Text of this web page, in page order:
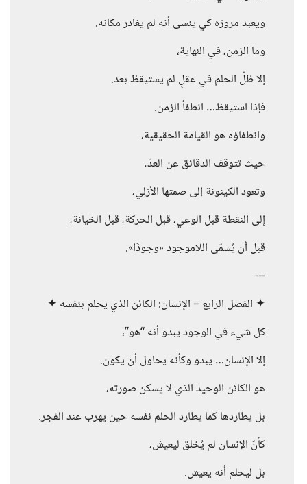
ويعبد مرورَه كي ينسى أنه لم يغادر مكانه.
وما الزمن، في النهاية،
إلا ظلّ الحلم في عقلٍ لم يستيقظ بعد.
فإذا استيقظ… انطفأ الزمن.
وانطفاؤه هو القيامة الحقيقية،
حيث تتوقف الدقائق عن العدّ،
وتعود الكينونة إلى صمتها الأزلي،
إلى النقطة قبل الوعي، قبل الحركة، قبل الخيانة،
قبل أن يُسمّى اللاموجود «وجودًا».
---
✦ الفصل الرابع – الإنسان: الكائن الذي يحلم بنفسه ✦
كل شيء في الوجود يبدو أنه “هو”،
إلا الإنسان… يبدو وكأنه يحاول أن يكون.
هو الكائن الوحيد الذي لا يسكن صورته،
بل يطاردها كما يطارد الحلم نفسه حين يهرب عند الفجر.
كأنّ الإنسان لم يُخلق ليعيش،
بل ليحلم أنه يعيش.